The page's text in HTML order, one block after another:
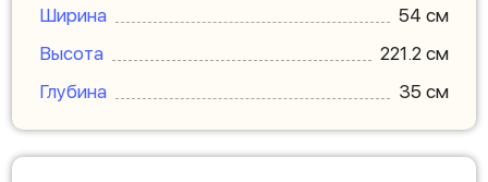
Ширина
54 см
Высота
221.2 см
Глубина
35 см